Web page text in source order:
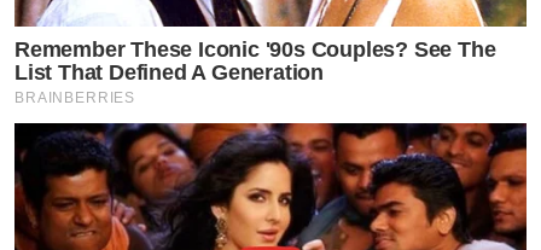
Remember These Iconic '90s Couples? See The
List That Defined A Generation
BRAINBERRIES